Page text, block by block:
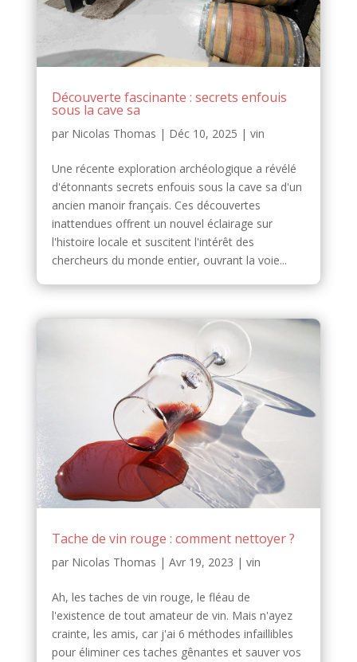
Découverte fascinante : secrets enfouis
sous la cave sa
par Nicolas Thomas | Déc 10, 2025 | vin
Une récente exploration archéologique a révélé
d'étonnants secrets enfouis sous la cave sa d'un
ancien manoir français. Ces découvertes
inattendues offrent un nouvel éclairage sur
l'histoire locale et suscitent l'intérêt des
chercheurs du monde entier, ouvrant la voie...
Tache de vin rouge : comment nettoyer ?
par Nicolas Thomas | Avr 19, 2023 | vin
Ah, les taches de vin rouge, le fléau de
l'existence de tout amateur de vin. Mais n'ayez
crainte, les amis, car j'ai 6 méthodes infaillibles
pour éliminer ces taches gênantes et sauver vos